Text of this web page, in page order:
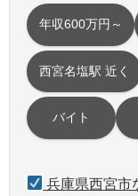
年収600万円～
西宮名塩駅 近く
バイト
兵庫県西宮市